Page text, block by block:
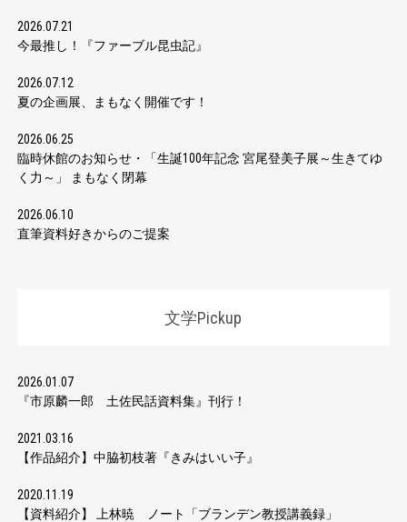
2026.07.21
今最推し！『ファーブル昆虫記』
2026.07.12
夏の企画展、まもなく開催です！
2026.06.25
臨時休館のお知らせ・「生誕100年記念 宮尾登美子展～生きてゆ
く力～」 まもなく閉幕
2026.06.10
直筆資料好きからのご提案
文学Pickup
2026.01.07
『市原麟一郎 土佐民話資料集』刊行！
2021.03.16
【作品紹介】中脇初枝著『きみはいい子』
2020.11.19
【資料紹介】 上林暁 ノート「ブランデン教授講義録」